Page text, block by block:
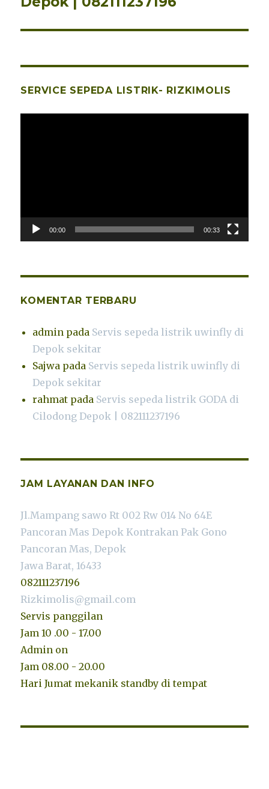
SERVICE SEPEDA LISTRIK- RIZKIMOLIS
00:00 00:33
KOMENTAR TERBARU
admin pada Servis sepeda listrik uwinfly di
Depok sekitar
Sajwa pada Servis sepeda listrik uwinfly di
Depok sekitar
rahmat pada Servis sepeda listrik GODA di
Cilodong Depok | 082111237196
JAM LAYANAN DAN INFO
Jl.Mampang sawo Rt 002 Rw 014 No 64E
Pancoran Mas Depok Kontrakan Pak Gono
Pancoran Mas, Depok
Jawa Barat, 16433
082111237196
Rizkimolis@gmail.com
Servis panggilan
Jam 10 .00 - 17.00
Admin on
Jam 08.00 - 20.00
Hari Jumat mekanik standby di tempat